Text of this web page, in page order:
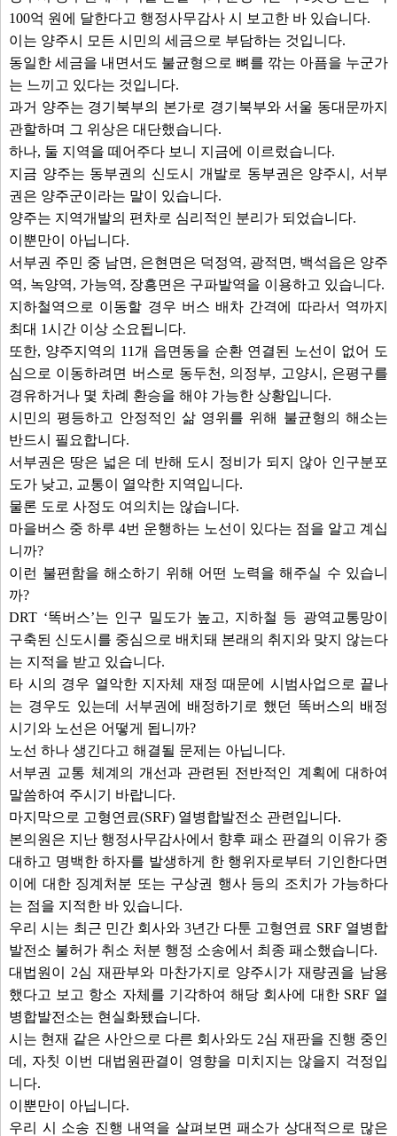
100억 원에 달한다고 행정사무감사 시 보고한 바 있습니다.
이는 양주시 모든 시민의 세금으로 부담하는 것입니다.
동일한 세금을 내면서도 불균형으로 뼈를 깎는 아픔을 누군가
는 느끼고 있다는 것입니다.
과거 양주는 경기북부의 본가로 경기북부와 서울 동대문까지
관할하며 그 위상은 대단했습니다.
하나, 둘 지역을 떼어주다 보니 지금에 이르렀습니다.
지금 양주는 동부권의 신도시 개발로 동부권은 양주시, 서부
권은 양주군이라는 말이 있습니다.
양주는 지역개발의 편차로 심리적인 분리가 되었습니다.
이뿐만이 아닙니다.
서부권 주민 중 남면, 은현면은 덕정역, 광적면, 백석읍은 양주
역, 녹양역, 가능역, 장흥면은 구파발역을 이용하고 있습니다.
지하철역으로 이동할 경우 버스 배차 간격에 따라서 역까지
최대 1시간 이상 소요됩니다.
또한, 양주지역의 11개 읍면동을 순환 연결된 노선이 없어 도
심으로 이동하려면 버스로 동두천, 의정부, 고양시, 은평구를
경유하거나 몇 차례 환승을 해야 가능한 상황입니다.
시민의 평등하고 안정적인 삶 영위를 위해 불균형의 해소는
반드시 필요합니다.
서부권은 땅은 넓은 데 반해 도시 정비가 되지 않아 인구분포
도가 낮고, 교통이 열악한 지역입니다.
물론 도로 사정도 여의치는 않습니다.
마을버스 중 하루 4번 운행하는 노선이 있다는 점을 알고 계십
니까?
이런 불편함을 해소하기 위해 어떤 노력을 해주실 수 있습니
까?
DRT ‘똑버스’는 인구 밀도가 높고, 지하철 등 광역교통망이
구축된 신도시를 중심으로 배치돼 본래의 취지와 맞지 않는다
는 지적을 받고 있습니다.
타 시의 경우 열악한 지자체 재정 때문에 시범사업으로 끝나
는 경우도 있는데 서부권에 배정하기로 했던 똑버스의 배정
시기와 노선은 어떻게 됩니까?
노선 하나 생긴다고 해결될 문제는 아닙니다.
서부권 교통 체계의 개선과 관련된 전반적인 계획에 대하여
말씀하여 주시기 바랍니다.
마지막으로 고형연료(SRF) 열병합발전소 관련입니다.
본의원은 지난 행정사무감사에서 향후 패소 판결의 이유가 중
대하고 명백한 하자를 발생하게 한 행위자로부터 기인한다면
이에 대한 징계처분 또는 구상권 행사 등의 조치가 가능하다
는 점을 지적한 바 있습니다.
우리 시는 최근 민간 회사와 3년간 다툰 고형연료 SRF 열병합
발전소 불허가 취소 처분 행정 소송에서 최종 패소했습니다.
대법원이 2심 재판부와 마찬가지로 양주시가 재량권을 남용
했다고 보고 항소 자체를 기각하여 해당 회사에 대한 SRF 열
병합발전소는 현실화됐습니다.
시는 현재 같은 사안으로 다른 회사와도 2심 재판을 진행 중인
데, 자칫 이번 대법원판결이 영향을 미치지는 않을지 걱정입
니다.
이뿐만이 아닙니다.
우리 시 소송 진행 내역을 살펴보면 패소가 상대적으로 많은